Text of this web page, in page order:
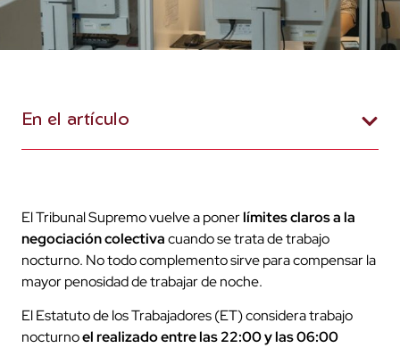
El Tribunal Supremo vuelve a ponerlímites claros a la
negociación colectivacuando se trata de trabajo
nocturno. No todo complemento sirve para compensar la
mayor penosidad de trabajar de noche.
El Estatuto de los Trabajadores (ET) considera trabajo
nocturnoel realizado entre las 22:00 y las 06:00
En el artículo